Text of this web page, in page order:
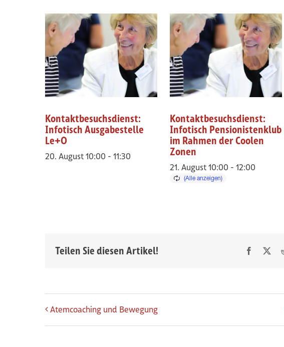
Kontaktbesuchsdienst:
Infotisch Ausgabestelle
Le+O
20. August 10:00 - 11:30
Kontaktbesuchsdienst:
Infotisch Pensionistenklub
im Rahmen der Coolen
Zonen
21. August 10:00 - 12:00
Teilen Sie diesen Artikel! Facebook
X
Veranstaltung-Navigation
Atemcoaching und Bewegung